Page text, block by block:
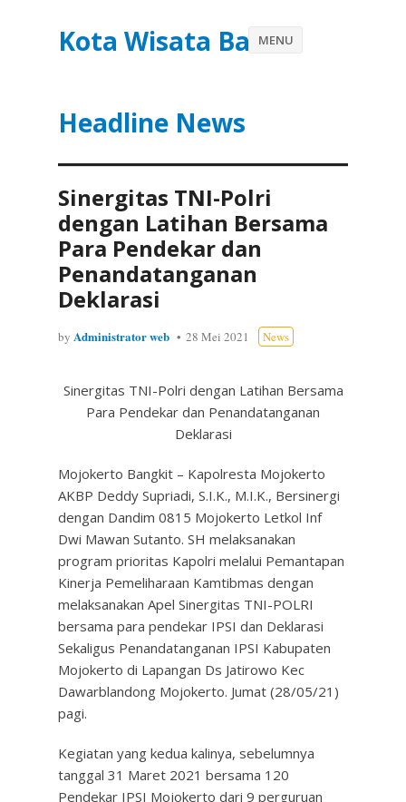
Kota Wisata Batu
Headline News
MENU
Sinergitas TNI-Polri
dengan Latihan Bersama
Para Pendekar dan
Penandatanganan
Deklarasi
by Administrator web 28 Mei 2021 News
Sinergitas TNI-Polri dengan Latihan Bersama
Para Pendekar dan Penandatanganan
Deklarasi
Mojokerto Bangkit – Kapolresta Mojokerto
AKBP Deddy Supriadi, S.I.K., M.I.K., Bersinergi
dengan Dandim 0815 Mojokerto Letkol Inf
Dwi Mawan Sutanto. SH melaksanakan
program prioritas Kapolri melalui Pemantapan
Kinerja Pemeliharaan Kamtibmas dengan
melaksanakan Apel Sinergitas TNI-POLRI
bersama para pendekar IPSI dan Deklarasi
Sekaligus Penandatanganan IPSI Kabupaten
Mojokerto di Lapangan Ds Jatirowo Kec
Dawarblandong Mojokerto. Jumat (28/05/21)
pagi.
Kegiatan yang kedua kalinya, sebelumnya
tanggal 31 Maret 2021 bersama 120
Pendekar IPSI Mojokerto dari 9 perguruan